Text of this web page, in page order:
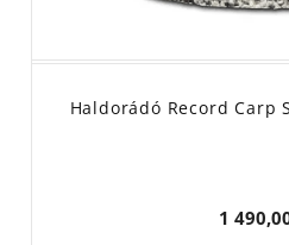
Haldorádó Record Carp
1